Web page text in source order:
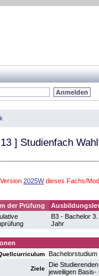
] Studienfach
2025Wdieses Fachs/
der Prüfung
B3 - Bachelor 3.
Jahr
Ziele
Die
jeweiligen